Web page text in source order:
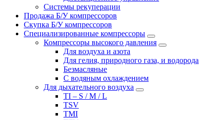
Системы рекуперации
Продажа Б/У компрессоров
Скупка Б/У компрессоров
Специализированные компрессоры
Компрессоры высокого давления
Для воздуха и азота
Для гелия, природного газа, и водорода
Безмасляные
С водяным охлаждением
Для дыхательного воздуха
TI – S / M / L
TSV
TMI